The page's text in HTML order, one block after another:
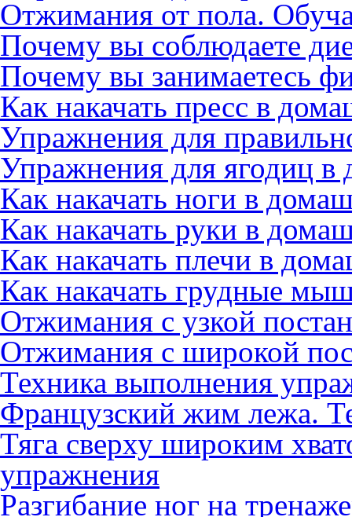
Отжимания от пола.
Почему вы соблюдаете
Почему вы занимаетесь
Как накачать пресс в
Упражнения для
Упражнения для ягодиц
Как накачать ноги в
Как накачать руки в
Как накачать плечи в
Как накачать грудные
Отжимания с узкой
Отжимания с широкой
Техника выполнения
Французский жим лежа.
Тяга сверху широким
упражнения
Разгибание ног на